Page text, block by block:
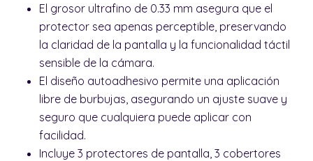
El grosor ultrafino de 0.33 mm asegura que el
protector sea apenas perceptible, preservando
la claridad de la pantalla y la funcionalidad táctil
sensible de la cámara.
El diseño autoadhesivo permite una aplicación
libre de burbujas, asegurando un ajuste suave y
seguro que cualquiera puede aplicar con
facilidad.
Incluye 3 protectores de pantalla, 3 cobertores